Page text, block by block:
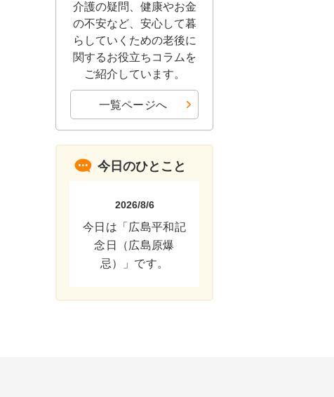
介護の疑問、健康やお金
の不安など、安心して暮
らしていくための老後に
関するお役立ちコラムを
ご紹介しています。
一覧ページへ
今日のひとこと
2026/8/6
今日は「広島平和記
念日（広島原爆
忌）」です。